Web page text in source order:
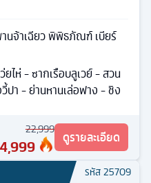
านจ้าเฉียว พิพิธภัณฑ์ เบียร์
ไห่ - ซากเรือบลูเวย์ - สวน
ปา - ย่านหานเล่อฟาง - ชิง
22,999 ดูรายละเอียด
รหัส25709